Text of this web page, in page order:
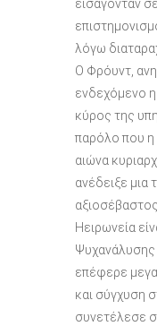
εισάγονταν
λόγω
Ο Φρόυντ,
ενδεχόμενο
κύρος της
παρόλο που η
αιώνα
ανέδειξε μια
Ηειρωνεία
Ψυχανάλυσης
επέφερε
και σύγχυση
συνετέλεσε